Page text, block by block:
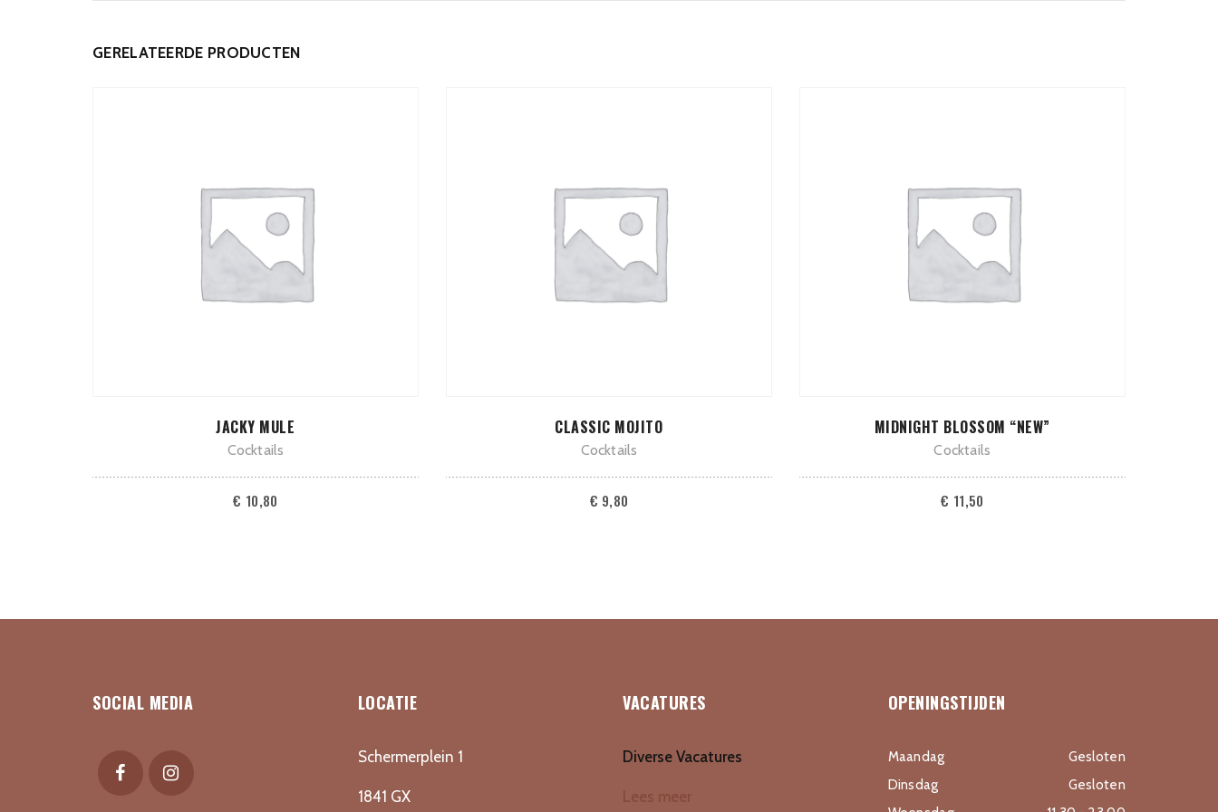
GERELATEERDE PRODUCTEN
TOEVOEGEN AAN WINKELWAGEN
JACKY MULE
Cocktails
€ 10,80
TOEVOEGEN AAN WINKELWAGEN
CLASSIC MOJITO
Cocktails
€ 9,80
TOEVOEGEN AAN WINKELWAGEN
MIDNIGHT BLOSSOM “NEW”
Cocktails
€ 11,50
SOCIAL MEDIA LOCATIE
Schermerplein 1
1841 GX
VACATURES
Diverse Vacatures
Lees meer
OPENINGSTIJDEN
Maandag
Gesloten
Dinsdag
Gesloten